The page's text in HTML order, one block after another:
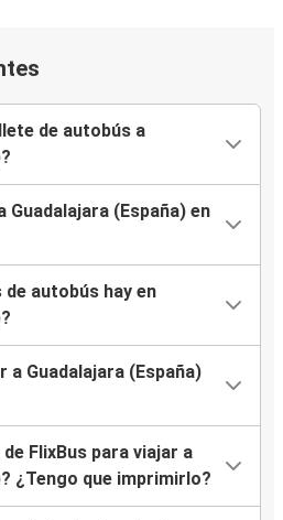
de autobús a
Guadalajara (España) en
autobús hay en
a Guadalajara (España)
FlixBus para viajar a
¿Tengo que imprimirlo?